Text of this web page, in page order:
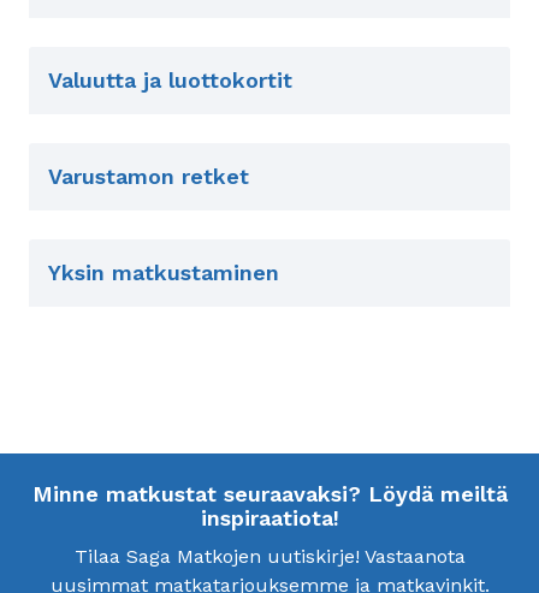
Valuutta ja luottokortit
Varustamon retket
Yksin matkustaminen
Minne matkustat seuraavaksi? Löydä meiltä
inspiraatiota!
Tilaa Saga Matkojen uutiskirje! Vastaanota
uusimmat matkatarjouksemme ja matkavinkit.